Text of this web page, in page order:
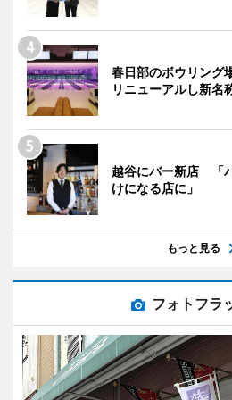
春日部のボウリン
リニューアルし新名
越谷にバー新店 「
けになる店に」
もっと見る
フォトフラ